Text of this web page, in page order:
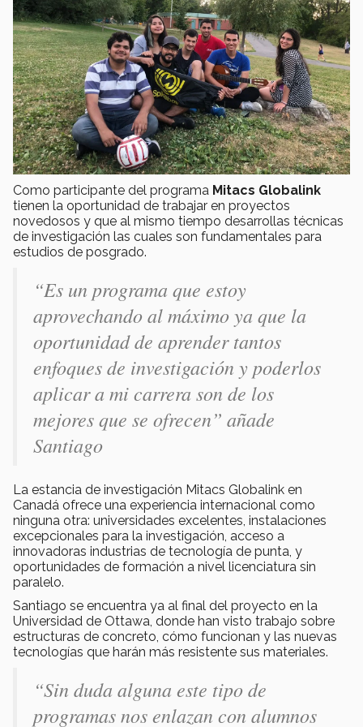
Como participante del programa Mitacs Globalink
tienen la oportunidad de trabajar en proyectos
novedosos y que al mismo tiempo desarrollas técnicas
de investigación las cuales son fundamentales para
estudios de posgrado.
“Es un programa que estoy
aprovechando al máximo ya que la
oportunidad de aprender tantos
enfoques de investigación y poderlos
aplicar a mi carrera son de los
mejores que se ofrecen” añade
Santiago
La estancia de investigación Mitacs Globalink en
Canadá ofrece una experiencia internacional como
ninguna otra: universidades excelentes, instalaciones
excepcionales para la investigación, acceso a
innovadoras industrias de tecnología de punta, y
oportunidades de formación a nivel licenciatura sin
paralelo.
Santiago se encuentra ya al final del proyecto en la
Universidad de Ottawa, donde han visto trabajo sobre
estructuras de concreto, cómo funcionan y las nuevas
tecnologías que harán más resistente sus materiales.
“Sin duda alguna este tipo de
programas nos enlazan con alumnos